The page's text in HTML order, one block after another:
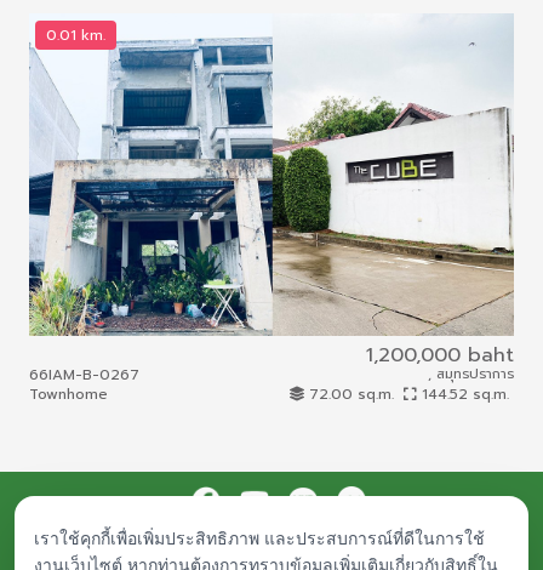
0.01 km.
1,200,000 baht
66IAM-B-0267
Townhome
, สมุทรปราการ
72.00 sq.m. 144.52 sq.m.
Procurement Public Documents Career
Contact Us
เราใช้คุกกี้เพื่อเพิ่มประสิทธิภาพ และประสบการณ์ที่ดีในการใช้
งานเว็บไซต์ หากท่านต้องการทราบข้อมูลเพิ่มเติมเกี่ยวกับสิทธิ์ใน